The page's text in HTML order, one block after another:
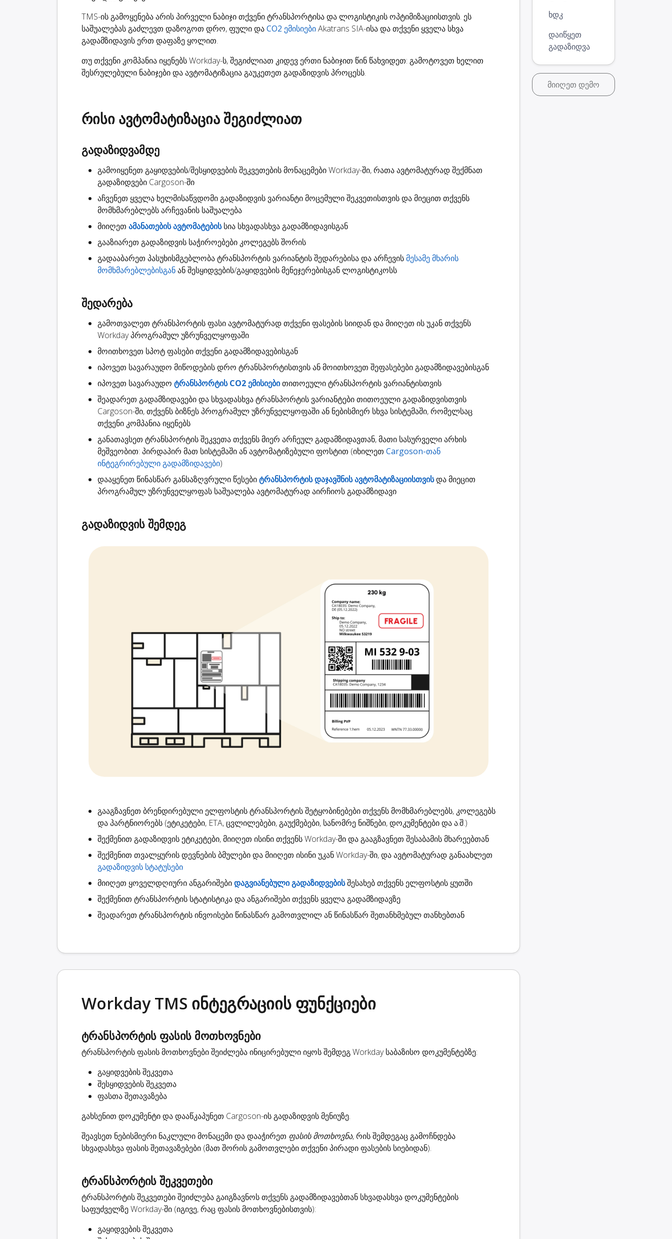
TMS-ის გამოყენება არის პირველი ნაბიჯი თქვენი ტრანსპორტისა და ლოგისტიკის ოპტიმიზაციისთვის. ეს
საშუალებას გაძლევთ დაზოგოთ დრო, ფული დაCO2 ემისიებიAkatrans SIA-ისა და თქვენი ყველა სხვა
გადამზიდავის ერთ დაფაზე ყოლით.
თუ თქვენი კომპანია იყენებს Workday-ს, შეგიძლიათ კიდევ ერთი ნაბიჯით წინ წახვიდეთ: გამოტოვეთ ხელით
შესრულებული ნაბიჯები და ავტომატიზაცია გაუკეთეთ გადაზიდვის პროცესს.
რისი ავტომატიზაცია შეგიძლიათ
გადაზიდვამდე
გამოიყენეთ გაყიდვების/შესყიდვების შეკვეთების მონაცემები Workday-ში, რათა ავტომატურადშექმნათ
გადაზიდვები Cargoson-ში
აჩვენეთ ყველა ხელმისაწვდომიგადაზიდვის ვარიანტიმოცემული შეკვეთისთვის და მიეცით თქვენს
მომხმარებლებს არჩევანის საშუალება
მიიღეთ ამანათების ავტომატებისსია სხვადასხვა გადამზიდავისგან
გააზიარეთ გადაზიდვის საჭიროებები კოლეგებს შორის
გადააბარეთ პასუხისმგებლობატრანსპორტის ვარიანტის შედარებისა და არჩევისმესამე მხარის
მომხმარებლებისგანან შესყიდვების/გაყიდვების მენეჯერებისგან ლოგისტიკოსს
შედარება
გამოთვალეთ ტრანსპორტის ფასიავტომატურად თქვენი ფასების სიიდან და მიიღეთ ის უკან თქვენს
Workday პროგრამულ უზრუნველყოფაში
მოითხოვეთ სპოტ ფასებითქვენი გადამზიდავებისგან
იპოვეთ სავარაუდო მიწოდების დრო ტრანსპორტისთვის ან მოითხოვეთ შეფასებები გადამზიდავებისგან
იპოვეთ სავარაუდო ტრანსპორტის CO2 ემისიებითითოეული ტრანსპორტის ვარიანტისთვის
შეადარეთ გადამზიდავებიდა სხვადასხვა ტრანსპორტის ვარიანტები თითოეული გადაზიდვისთვის
Cargoson-ში, თქვენს ბიზნეს პროგრამულ უზრუნველყოფაში ან ნებისმიერ სხვა სისტემაში, რომელსაც
თქვენი კომპანია იყენებს
განათავსეთ ტრანსპორტის შეკვეთათქვენს მიერ არჩეულ გადამზიდავთან, მათი სასურველი არხის
მეშვეობით: პირდაპირ მათ სისტემაში ან ავტომატიზებული ფოსტით (იხილეთ Cargoson-თან
ინტეგრირებული გადამზიდავები)
დააყენეთ წინასწარ განსაზღვრული წესებიტრანსპორტის დაჯავშნის ავტომატიზაციისთვისდა მიეცით
პროგრამულ უზრუნველყოფას საშუალება ავტომატურად აირჩიოს გადამზიდავი
გადაზიდვის შემდეგ
გააგზავნეთ ბრენდირებული ელფოსტისტრანსპორტის შეტყობინებებითქვენს მომხმარებლებს, კოლეგებს
და პარტნიორებს (ეტიკეტები, ETA, ცვლილებები, გაუქმებები, სანომრე ნიშნები, დოკუმენტები და ა.შ.)
შექმენით გადაზიდვის ეტიკეტები, მიიღეთ ისინი თქვენს Workday-ში და გააგზავნეთ შესაბამის მხარეებთან
შექმენით თვალყურის დევნების ბმულებიდა მიიღეთ ისინი უკან Workday-ში, და ავტომატურად განაახლეთ
გადაზიდვის სტატუსები
მიიღეთ ყოველდღიური ანგარიშებიდაგვიანებული გადაზიდვებისშესახებ თქვენს ელფოსტის ყუთში
შექმენით ტრანსპორტის სტატისტიკადა ანგარიშები თქვენს ყველა გადამზიდავზე
შეადარეთ ტრანსპორტის ინვოისები წინასწარ გამოთვლილ ან წინასწარ შეთანხმებულ თანხებთან
Workday TMS ინტეგრაციის ფუნქციები
ტრანსპორტის ფასის მოთხოვნები
ტრანსპორტის ფასის მოთხოვნები შეიძლება ინიცირებული იყოს შემდეგ Workday საბაზისო დოკუმენტებზე:
გაყიდვების შეკვეთა
შესყიდვების შეკვეთა
ფასთა შეთავაზება
გახსენით დოკუმენტი და დააწკაპუნეთ Cargoson-ის გადაზიდვის მენიუზე.
შეავსეთ ნებისმიერი ნაკლული მონაცემი და დააჭირეთ ფასის მოთხოვნა, რის შემდეგაც გამოჩნდება
სხვადასხვა ფასის შეთავაზებები (მათ შორის გამოთვლები თქვენი პირადი ფასების სიებიდან).
ტრანსპორტის შეკვეთები
ტრანსპორტის შეკვეთები შეიძლება გაიგზავნოს თქვენს გადამზიდავებთან სხვადასხვა დოკუმენტების
საფუძველზე Workday-ში (იგივე, რაც ფასის მოთხოვნებისთვის):
გაყიდვების შეკვეთა
ხდკ
დაიწყეთ
გადაზიდვა
მიიღეთ დემო